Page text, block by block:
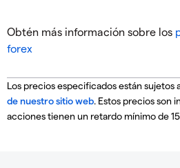
Obtén más información sobre los
forex
Los precios especificados están sujetos
de nuestro sitio web. Estos precios son
acciones tienen un retardo mínimo de